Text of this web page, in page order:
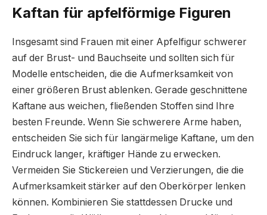
Kaftan für apfelförmige Figuren
Insgesamt sind Frauen mit einer Apfelfigur schwerer
auf der Brust- und Bauchseite und sollten sich für
Modelle entscheiden, die die Aufmerksamkeit von
einer größeren Brust ablenken. Gerade geschnittene
Kaftane aus weichen, fließenden Stoffen sind Ihre
besten Freunde. Wenn Sie schwerere Arme haben,
entscheiden Sie sich für langärmelige Kaftane, um den
Eindruck langer, kräftiger Hände zu erwecken.
Vermeiden Sie Stickereien und Verzierungen, die die
Aufmerksamkeit stärker auf den Oberkörper lenken
können. Kombinieren Sie stattdessen Drucke und